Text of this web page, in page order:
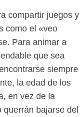
compartir juegos y
como el «veo
Para animar a
que sea
siempre
la edad de los
en vez de la
querrán bajarse del